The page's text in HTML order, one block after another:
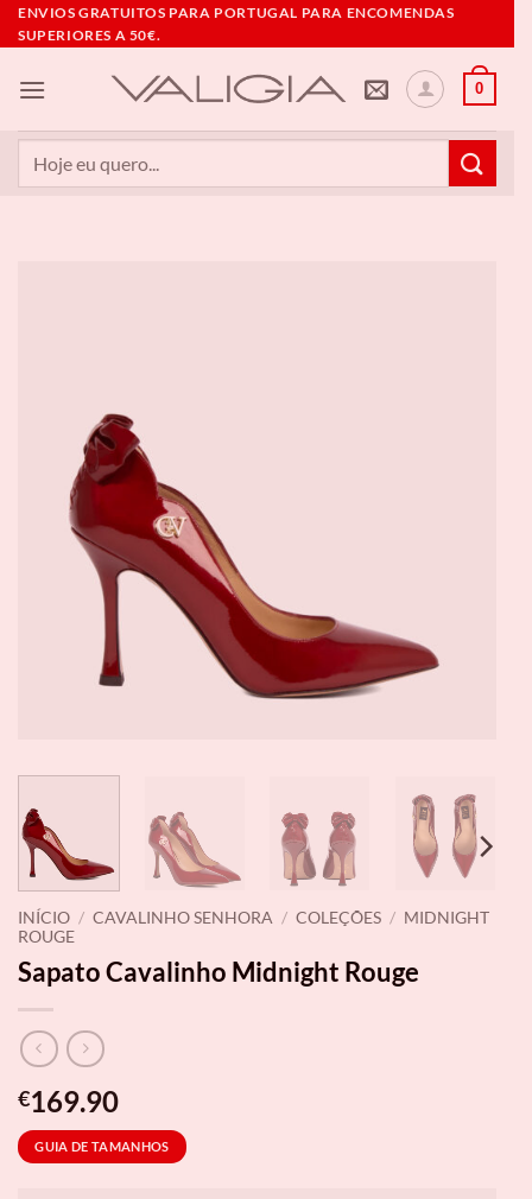
Skip
to
ENVIOS GRATUITOS PARA PORTUGAL PARA ENCOMENDAS
SUPERIORES A 50€.
0
INÍCIO / CAVALINHO SENHORA / COLEÇÕES / MIDNIGHT
ROUGE
Sapato Cavalinho Midnight Rouge
€169.90
GUIA DE TAMANHOS